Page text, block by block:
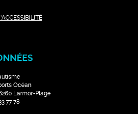
Océan
Larmor-Plage
77 78